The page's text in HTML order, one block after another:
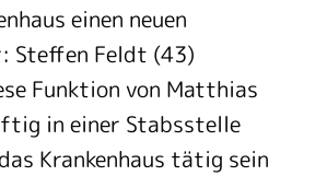
einen neuen
Steffen Feldt (43)
Funktion von Matthias
in einer Stabsstelle
Krankenhaus tätig sein